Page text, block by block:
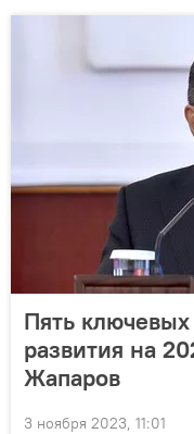
Пять
развития на
Жапаров
3 ноября 2023, 11:01